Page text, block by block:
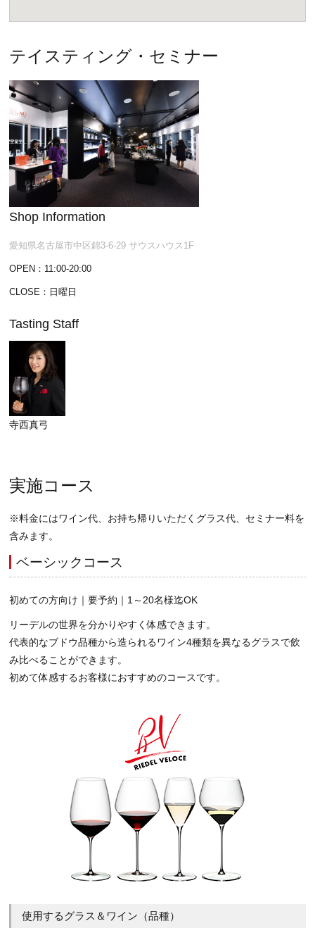
テイスティング・セミナー
Shop Information
愛知県名古屋市中区錦3-6-29 サウスハウス1F
OPEN：11:00-20:00
CLOSE：日曜日
Tasting Staff
寺西真弓
実施コース
※料金にはワイン代、お持ち帰りいただくグラス代、セミナー料を
含みます。
ベーシックコース
初めての方向け｜要予約｜1～20名様迄OK
リーデルの世界を分かりやすく体感できます。
代表的なブドウ品種から造られるワイン4種類を異なるグラスで飲
み比べることができます。
初めて体感するお客様におすすめのコースです。
使用するグラス＆ワイン（品種）